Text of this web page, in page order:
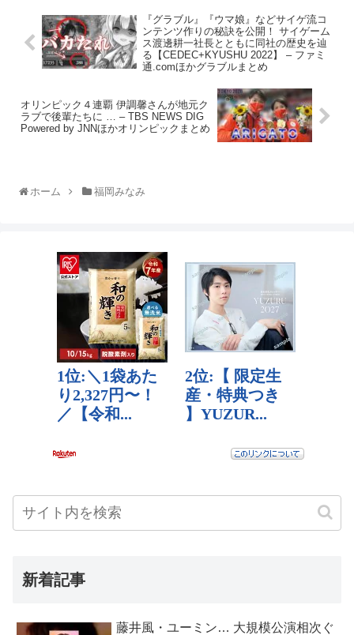
『グラブル』『ウマ娘』などサイゲ流コ
ンテンツ作りの秘訣を公開！ サイゲーム
ス渡邊耕一社長とともに同社の歴史を辿
る【CEDEC+KYUSHU 2022】 – ファミ
通.comほかグラブルまとめ
オリンピック４連覇 伊調馨さんが地元ク
ラブで後輩たちに … – TBS NEWS DIG
Powered by JNNほかオリンピックまとめ
ホーム 福岡みなみ
新着記事
藤井風・ユーミン… 大規模公演相次ぐ